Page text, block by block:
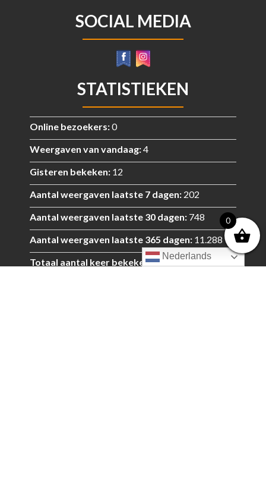
SOCIAL MEDIA
STATISTIEKEN
Online bezoekers:0
Weergaven van vandaag:4
Gisteren bekeken: 12
Aantal weergaven laatste 7 dagen: 202
Aantal weergaven laatste 30 dagen: 748
Aantal weergaven laatste 365 dagen: 11.288
Totaal aantal keer bekeken:167.576
Nederlands
0